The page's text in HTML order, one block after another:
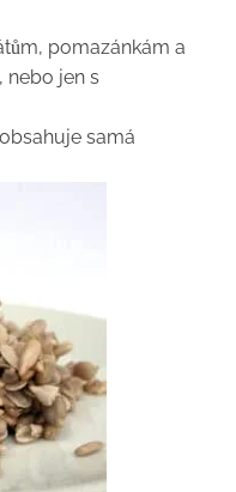
pomazánkám a
nebo jen s
samá